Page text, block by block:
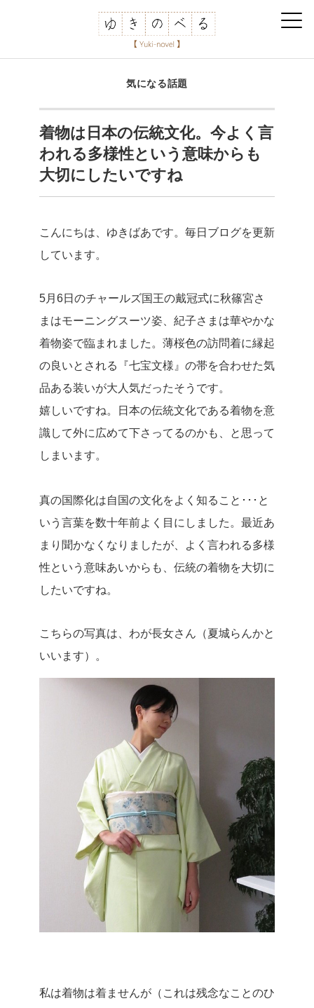
気になる話題
着物は日本の伝統文化。今よく言
われる多様性という意味からも
大切にしたいですね
こんにちは、ゆきばあです。毎日ブログを更新
しています。
5月6日のチャールズ国王の戴冠式に秋篠宮さ
まはモーニングスーツ姿、紀子さまは華やかな
着物姿で臨まれました。薄桜色の訪問着に縁起
の良いとされる『七宝文様』の帯を合わせた気
品ある装いが大人気だったそうです。
嬉しいですね。日本の伝統文化である着物を意
識して外に広めて下さってるのかも、と思って
しまいます。
真の国際化は自国の文化をよく知ること･･･と
いう言葉を数十年前よく目にしました。最近あ
まり聞かなくなりましたが、よく言われる多様
性という意味あいからも、伝統の着物を大切に
したいですね。
こちらの写真は、わが長女さん（夏城らんかと
いいます）。
私は着物は着ませんが（これは残念なことのひ